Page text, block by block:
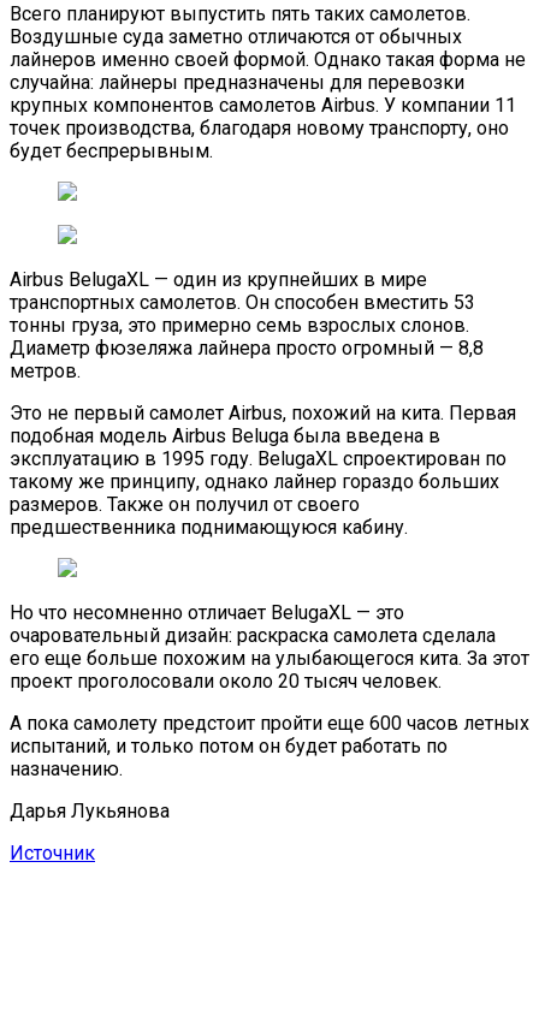
Всего планируют выпустить пять таких самолетов.
Воздушные суда заметно отличаются от обычных
лайнеров именно своей формой. Однако такая форма не
случайна: лайнеры предназначены для перевозки
крупных компонентов самолетов Airbus. У компании 11
точек производства, благодаря новому транспорту, оно
будет беспрерывным.
Airbus BelugaXL — один из крупнейших в мире
транспортных самолетов. Он способен вместить 53
тонны груза, это примерно семь взрослых слонов.
Диаметр фюзеляжа лайнера просто огромный — 8,8
метров.
Это не первый самолет Airbus, похожий на кита. Первая
подобная модель Airbus Beluga была введена в
эксплуатацию в 1995 году. BelugaXL спроектирован по
такому же принципу, однако лайнер гораздо больших
размеров. Также он получил от своего
предшественника поднимающуюся кабину.
Но что несомненно отличает BelugaXL — это
очаровательный дизайн: раскраска самолета сделала
его еще больше похожим на улыбающегося кита. За этот
проект проголосовали около 20 тысяч человек.
А пока самолету предстоит пройти еще 600 часов летных
испытаний, и только потом он будет работать по
назначению.
Дарья Лукьянова
Источник